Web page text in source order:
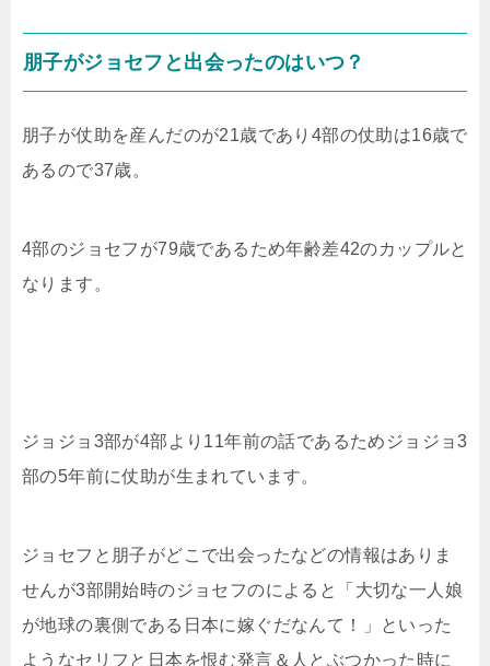
朋子がジョセフと出会ったのはいつ？
朋子が仗助を産んだのが21歳であり4部の仗助は16歳で
あるので37歳。
4部のジョセフが79歳であるため年齢差42のカップルと
なります。
ジョジョ3部が4部より11年前の話であるためジョジョ3
部の5年前に仗助が生まれています。
ジョセフと朋子がどこで出会ったなどの情報はありま
せんが3部開始時のジョセフのによると「大切な一人娘
が地球の裏側である日本に嫁ぐだなんて！」といった
ようなセリフと日本を恨む発言＆人とぶつかった時に